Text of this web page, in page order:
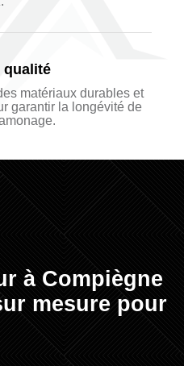
qualité
matériaux durables et
garantir la longévité de
à Compiègne
mesure pour